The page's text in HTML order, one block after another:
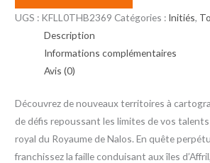
UGS : KFLL0THB2369 Catégories : Initiés,
Description
Informations complémentaires
Avis (0)
Découvrez de nouveaux territoires à
de défis repoussant les limites de vos
royal du Royaume de Nalos. En quête
franchissez la faille conduisant aux îles